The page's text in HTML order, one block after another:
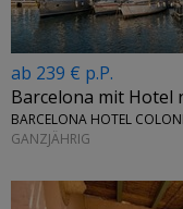
ab 239 € p.P.
Barcelona mit Hotel
BARCELONA HOTEL
GANZJÄHRIG